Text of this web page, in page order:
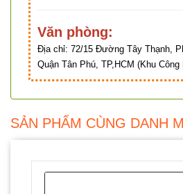
Văn phòng:
Địa chỉ: 72/15 Đường Tây Thạnh,
Quận Tân Phú, TP,HCM (Khu
SẢN PHẨM CÙNG DANH